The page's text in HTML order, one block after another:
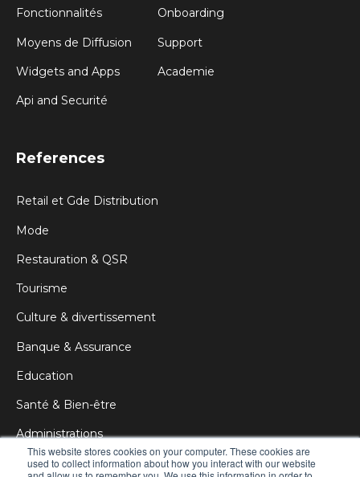
This website stores cookies on your computer. These cookies are
used to collect information about how you interact with our website
Fonctionnalités
Moyens de Diffusion
Widgets and Apps
Api and Securité
Onboarding
Support
Academie
References
Retail et Gde Distribution
Mode
Restauration & QSR
Tourisme
Culture & divertissement
Banque & Assurance
Education
Santé & Bien-être
Administrations
Corporate